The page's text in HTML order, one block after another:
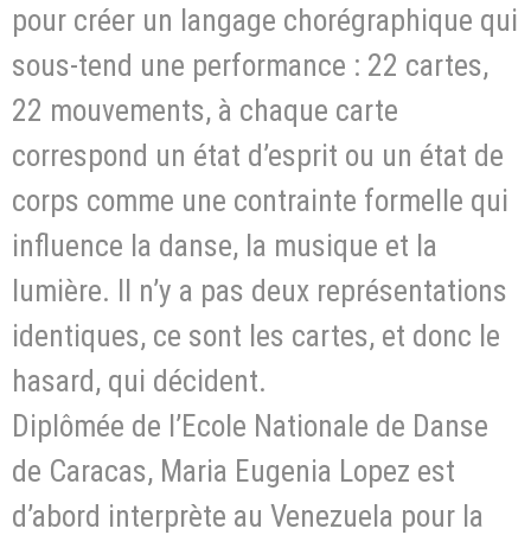
pour créer un langage chorégraphique qui
sous-tend une performance : 22 cartes,
22 mouvements, à chaque carte
correspond un état d’esprit ou un état de
corps comme une contrainte formelle qui
influence la danse, la musique et la
lumière. Il n’y a pas deux représentations
identiques, ce sont les cartes, et donc le
hasard, qui décident.
Diplômée de l’Ecole Nationale de Danse
de Caracas, Maria Eugenia Lopez est
d’abord interprète au Venezuela pour la